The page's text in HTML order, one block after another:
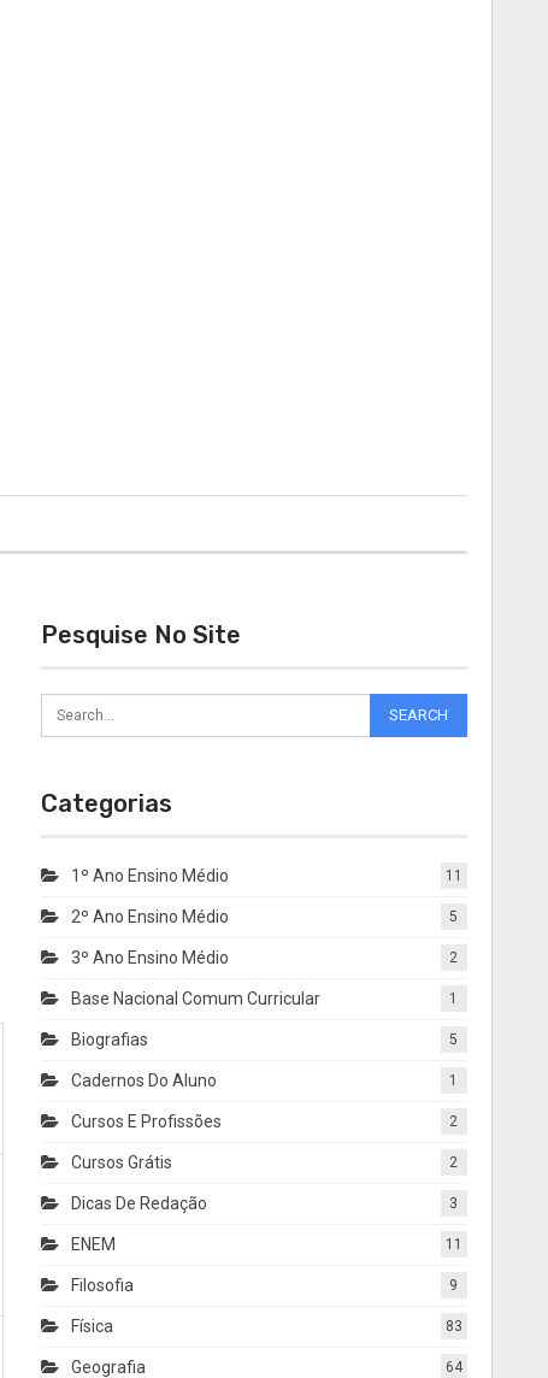
Pesquise No Site
Categorias
1º Ano Ensino Médio 11
2º Ano Ensino Médio 5
3º Ano Ensino Médio 2
Base Nacional Comum Curricular 1
Biografias 5
Cadernos Do Aluno 1
Cursos E Profissões 2
Cursos Grátis 2
Dicas De Redação 3
ENEM 11
Filosofia 9
Física 83
Geografia 64